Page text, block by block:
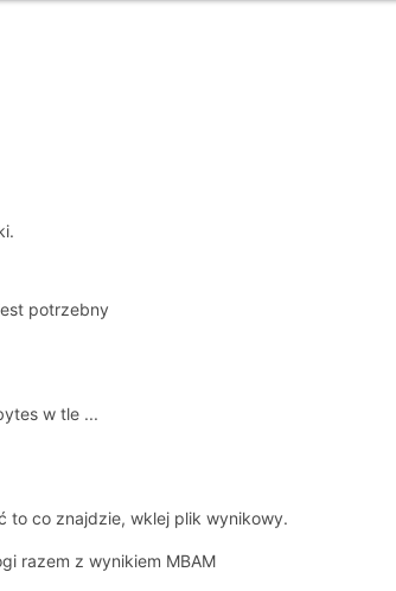
potrzebny
w tle ...
to co znajdzie, wklej plik wynikowy.
razem z wynikiem MBAM